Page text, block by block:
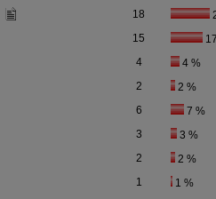
18
15
4 4 %
2 2 %
6 7 %
3 3 %
2 2 %
1 1 %